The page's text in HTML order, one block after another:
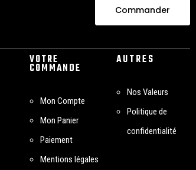
Commander
VOTRE
COMMANDE
Mon Compte
Mon Panier
Paiement
Mentions légales
AUTRES
Nos Valeurs
Politique de
confidentialité